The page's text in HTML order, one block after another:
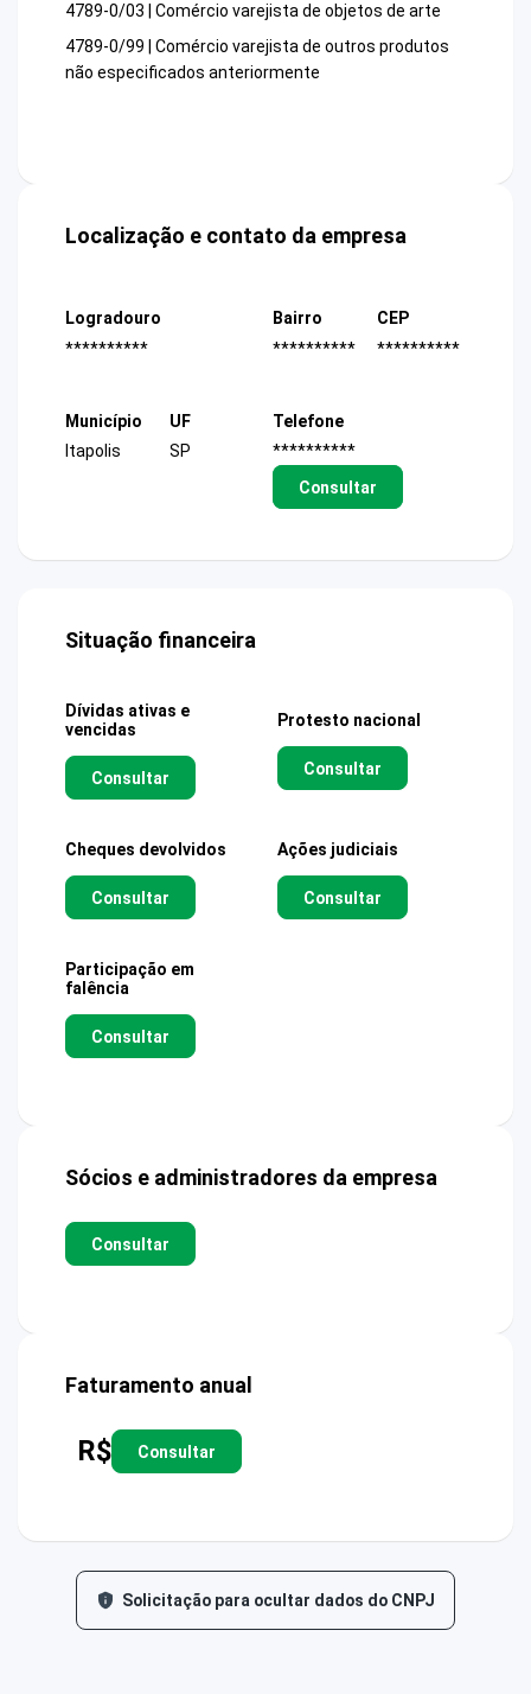
4789-0/03 | Comércio varejista de objetos de arte
4789-0/99 | Comércio varejista de outros produtos
não especificados anteriormente
Localização e contato da empresa
Logradouro
**********
Bairro
**********
CEP
**********
Município
Itapolis
UF
SP
Telefone
**********
Consultar
Situação financeira
Dívidas ativas e
vencidas
Consultar
Protesto nacional
Consultar
Cheques devolvidos
Consultar
Ações judiciais
Consultar
Participação em
falência
Consultar
Sócios e administradores da empresa
Consultar
Faturamento anual
R$ Consultar
Solicitação para ocultar dados do CNPJ